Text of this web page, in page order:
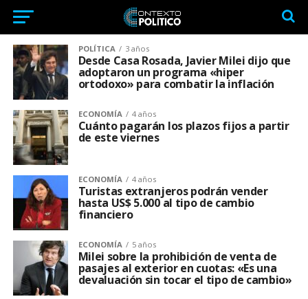
POLÍTICA 3 años
Desde Casa Rosada, Javier Milei dijo que
adoptaron un programa «hiper
ortodoxo» para combatir la inflación
ECONOMÍA 4 años
Cuánto pagarán los plazos fijos a partir
de este viernes
ECONOMÍA 4 años
Turistas extranjeros podrán vender
hasta US$ 5.000 al tipo de cambio
financiero
ECONOMÍA 5 años
Milei sobre la prohibición de venta de
pasajes al exterior en cuotas: «Es una
devaluación sin tocar el tipo de cambio»